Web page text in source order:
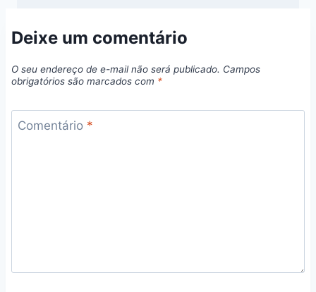
Deixe um comentário
O seu endereço de e-mail não será publicado. Campos
obrigatórios são marcados com *
Comentário *